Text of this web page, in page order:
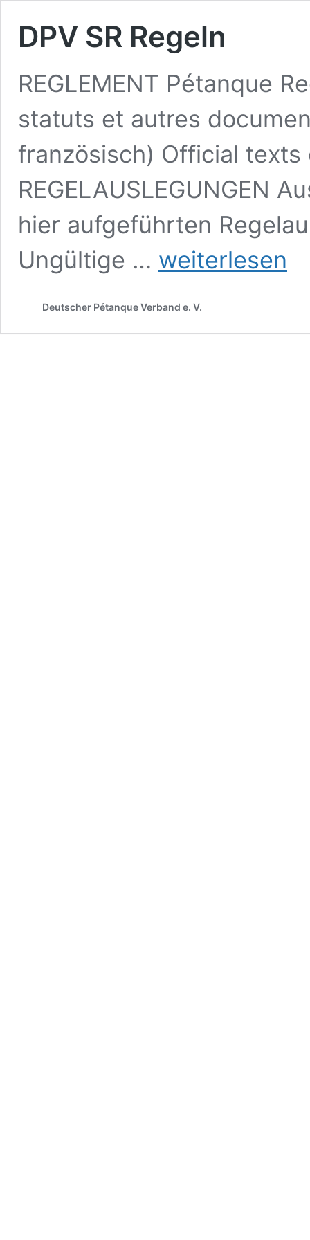
DPV SR Regeln
REGLEMENT Pétanque
statuts et autres
französisch) Official texts
REGELAUSLEGUNGEN
hier aufgeführten
Ungültige …
SR
weiterlesen
Deutscher Pétanque Verband e. V.